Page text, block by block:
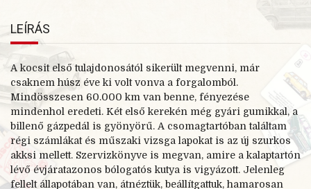
LEÍRÁS
A kocsit első tulajdonosától sikerült megvenni, már
csaknem húsz éve ki volt vonva a forgalomból.
Mindösszesen 60.000 km van benne, fényezése
mindenhol eredeti. Két első kerekén még gyári gumikkal, a
billenő gázpedál is gyönyörű. A csomagtartóban találtam
régi számlákat és műszaki vizsga lapokat is az új szurkos
akksi mellett. Szervizkönyve is megvan, amire a kalaptartón
lévő évjáratazonos bólogatós kutya is vigyázott. Jelenleg
fellelt állapotában van, átnéztük, beállítgattuk, hamarosan